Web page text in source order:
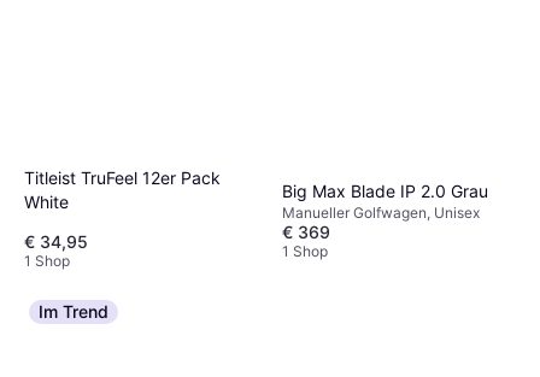
Titleist TruFeel 12er Pack
White
€ 34,95
1 Shop
Big Max Blade IP 2.0 Grau
Manueller Golfwagen, Unisex
€ 369
1 Shop
Im Trend